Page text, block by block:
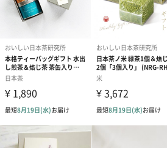
商品詳細情報
成分/原材料
緑茶(国産)、ブドウ糖、酵
幅・奥行・高
さ
170㎜・160㎜・70㎜
外装の形状
四角いN式BOX（ホワイト）
重さ/内容量
日本茶ノ生餡スティック
入り」≪緑茶・焙じ茶・